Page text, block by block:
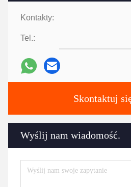
Kontakty:
Tel.:
Skontaktuj
Wyślij nam wiadomość.